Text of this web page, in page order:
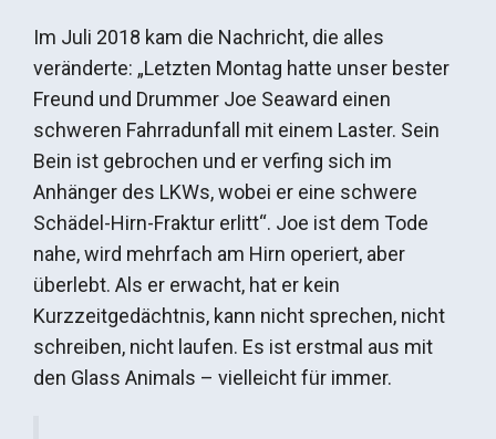
Im Juli 2018 kam die Nachricht, die alles
veränderte: „Letzten Montag hatte unser bester
Freund und Drummer Joe Seaward einen
schweren Fahrradunfall mit einem Laster. Sein
Bein ist gebrochen und er verfing sich im
Anhänger des LKWs, wobei er eine schwere
Schädel-Hirn-Fraktur erlitt“. Joe ist dem Tode
nahe, wird mehrfach am Hirn operiert, aber
überlebt. Als er erwacht, hat er kein
Kurzzeitgedächtnis, kann nicht sprechen, nicht
schreiben, nicht laufen. Es ist erstmal aus mit
den Glass Animals – vielleicht für immer.